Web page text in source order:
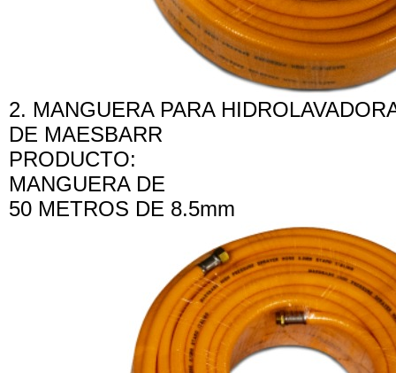
2. MANGUERA PARA
DE MAESBARR
PRODUCTO:
MANGUERA DE
50 METROS DE 8.5mm